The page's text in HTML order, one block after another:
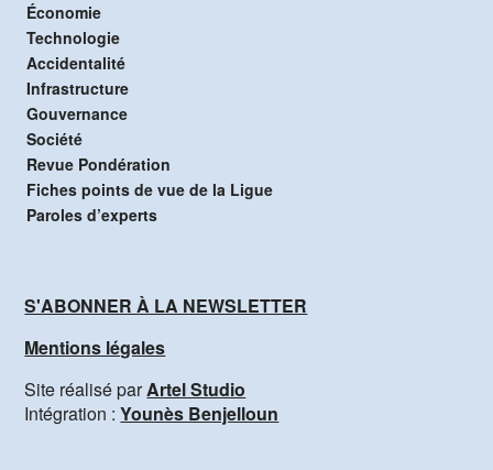
Économie
Technologie
Accidentalité
Infrastructure
Gouvernance
Société
Revue Pondération
Fiches points de vue de la Ligue
Paroles d’experts
S'ABONNER À LA NEWSLETTER
Mentions légales
Site réalisé parArtel Studio
Intégration :Younès Benjelloun